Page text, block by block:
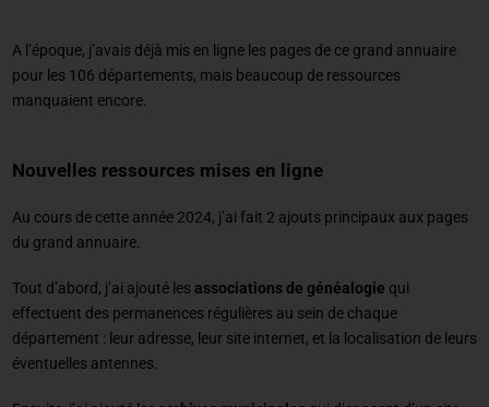
A l’époque, j’avais déjà mis en ligne les pages de ce grand annuaire
pour les 106 départements, mais beaucoup de ressources
manquaient encore.
Nouvelles ressources mises en ligne
Au cours de cette année 2024, j’ai fait 2 ajouts principaux aux pages
du grand annuaire.
Tout d’abord, j’ai ajouté lesassociations de généalogie qui
effectuent des permanences régulières au sein de chaque
département : leur adresse, leur site internet, et la localisation de leurs
éventuelles antennes.